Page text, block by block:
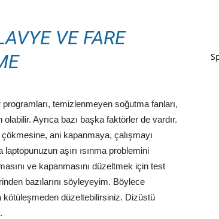
VE FARE
programları, temizlenmeyen soğutma fanları,
Ayrıca bazı başka faktörler de vardır.
çökmesine, ani kapanmaya, çalışmayı
aşırı ısınma problemini
ve kapanmasını düzeltmek için test
bazılarını söyleyeyim. Böylece
düzeltebilirsiniz. Dizüstü